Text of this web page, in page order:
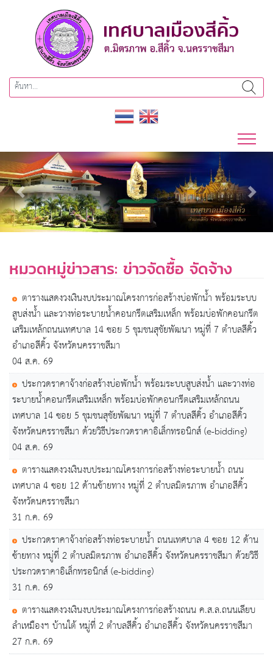
Previous Next
หมวดหมู่ข่าวสาร: ข่าวจัดซื้อ จัดจ้าง
ตารางแสดงวงเงินงบประมาณโครงการก่อสร้างบ่อพักน้ำ พร้อมระบบ
สูบส่งน้ำ และวางท่อระบายน้ำคอนกรีตเสริมเหล็ก พร้อมบ่อพักคอนกรีต
เสริมเหล้กถนนเทศบาล 14 ซอย 5 ชุมชนสุชัยพัฒนา หมู่ที่ 7 ตำบลสีคิ้ว
อำเภอสีคิ้ว จังหวัดนครราชสีมา
04 ส.ค. 69
ประกวดราคาจ้างก่อสร้างบ่อพักน้ำ พร้อมระบบสูบส่งน้ำ และวางท่อ
ระบายน้ำคอนกรีตเสริมเหล็ก พร้อมบ่อพักคอนกรีตเสริมเหล้กถนน
เทศบาล 14 ซอย 5 ชุมชนสุชัยพัฒนา หมู่ที่ 7 ตำบลสีคิ้ว อำเภอสีคิ้ว
จังหวัดนครราชสีมา ด้วยวิธีประกวดราคาอิเล็กทรอนิกส์ (e-bidding)
04 ส.ค. 69
ตารางแสดงวงเงินงบประมาณโครงการก่อสร้างท่อระบายน้ำ ถนน
เทศบาล 4 ซอย 12 ด้านซ้ายทาง หมู่ที่ 2 ตำบลมิตรภาพ อำเภอสีคิ้ว
จังหวัดนครราชสีมา
31 ก.ค. 69
ประกวดราคาจ้างก่อสร้างท่อระบายน้ำ ถนนเทศบาล 4 ซอย 12 ด้าน
ซ้ายทาง หมู่ที่ 2 ตำบลมิตรภาพ อำเภอสีคิ้ว จังหวัดนครราชสีมา ด้วยวิธี
ประกวดราคาอิเล็กทรอนิกส์ (e-bidding)
31 ก.ค. 69
ตารางแสดงวงเงินงบประมาณโครงการก่อสร้างถนน ค.ส.ล.ถนนเลียบ
ลำเหมืองฯ บ้านใต้ หมู่ที่ 2 ตำบลสีคิ้ว อำเภอสีคิ้ว จังหวัดนครราชสีมา
27 ก.ค. 69